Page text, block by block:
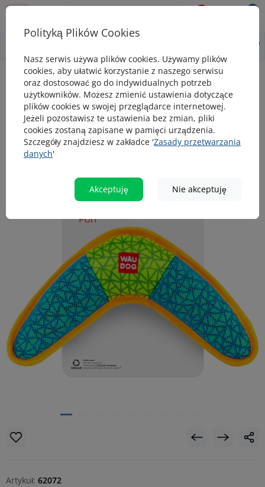
0
Zabawki dla psa Zabawka dla psa WAUDOG Fun, "Bumerang",
Zabawka dla psa WAUDOG Fun,
"Bumerang", Niebieska
0
Artykuł: 62072
Polityką Plików Cookies
Nasz serwis używa plików cookies. Używamy plików
cookies, aby ułatwić korzystanie z naszego serwisu
oraz dostosować go do indywidualnych potrzeb
użytkowników. Możesz zmienić ustawienia dotyczące
plików cookies w swojej przeglądarce internetowej.
Jeżeli pozostawisz te ustawienia bez zmian, pliki
cookies zostaną zapisane w pamięci urządzenia.
Szczegóły znajdziesz w zakładce 'Zasady przetwarzania
danych'
Akceptuję Nie akceptuję